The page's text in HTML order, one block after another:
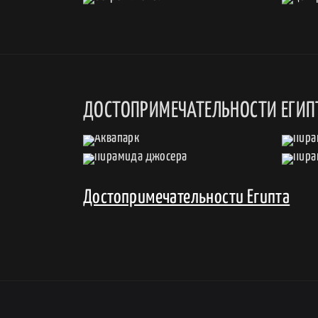
ДОСТОПРИМЕЧАТЕЛЬНОСТИ
Достопримечательности Египта